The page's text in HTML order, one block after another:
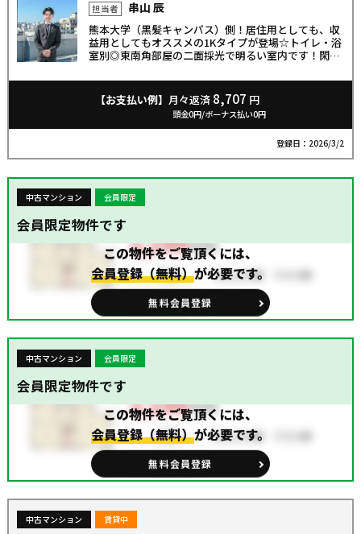
担当者 串山 辰
熊本大学（黒髪キャンパス）側！居住用としても、収
益用としてもオススメの1Kタイプが登場☆トイレ・浴
室別◎東南角部屋の二面採光で明るい室内です！閑静
覧可能です！お気軽にお問い合わせください！
【お支払い例】 月々返済 8,707 円
頭金0円/ボーナス払い0円
登録日：2026/3/2
中古マンション 会員限定
会員限定物件です
この物件をご覧頂くには、
会員登録（無料）が必要です。
無料会員登録
中古マンション 会員限定
会員限定物件です
この物件をご覧頂くには、
会員登録（無料）が必要です。
無料会員登録
中古マンション 賃貸中